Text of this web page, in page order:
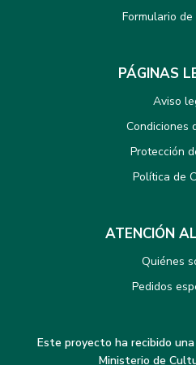
Formulario
PÁGINAS
Aviso
Condiciones
Protección
Política de
ATENCIÓN
Quiénes
Pedidos
Este proyecto ha recibido
Ministerio de